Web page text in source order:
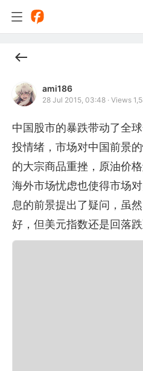
ami186
28 Jul 2015, 03:48 · Views
中国股市的暴跌带动了全
投情绪，市场对中国前景
的大宗商品重挫，原油价
海外市场忧虑也使得市场
息的前景提出了疑问，虽
好，但美元指数还是回落跌